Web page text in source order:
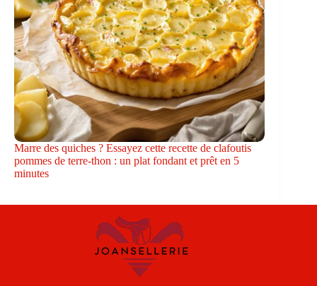
Marre des quiches ? Essayez cette recette de clafoutis
pommes de terre-thon : un plat fondant et prêt en 5
minutes